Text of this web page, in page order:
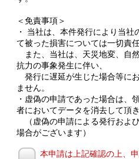
＜免責事項＞
・ 当社は、本件発行により当
て被った損害については一切責
また、当社は、天災地変、自
抗力の事象発生に伴い、
発行に遅延が生じた場合等に
ません。
・虚偽の申請であった場合は、
者においてデータを消去して頂き
（虚偽の申請による発行およ
場合がございます）
本申請は上記確認の上、